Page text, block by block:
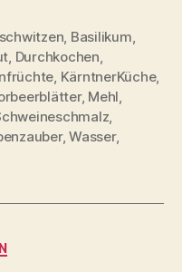
, Basilikum,
, Durchkochen,
, KärntnerKüche,
, Mehl,
,
,Wasser,